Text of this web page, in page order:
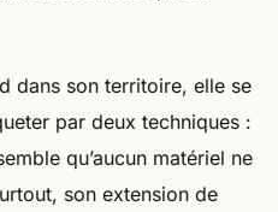
dans son territoire, elle se
par deux techniques :
qu’aucun matériel ne
son extension de